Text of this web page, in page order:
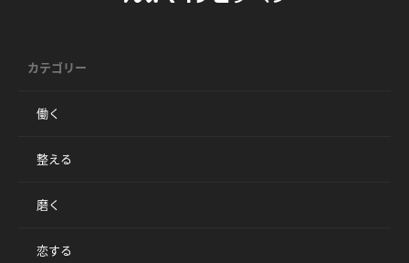
カテゴリー
働く
整える
磨く
恋する